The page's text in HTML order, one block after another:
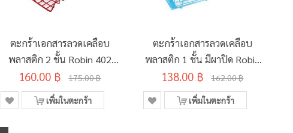
ตะกร้าเอกสารลวดเคลือบ
พลาสติก 2 ชั้น Robin 402
คละสี
160.00 ฿ 175.00 ฿
เพิ่มในตะกร้า
ตะกร้าเอกสารลวดเคลือบ
พลาสติก 1 ชั้น มีผาปิด Robin
400 คละสี
138.00 ฿ 162.00 ฿
เพิ่มในตะกร้า